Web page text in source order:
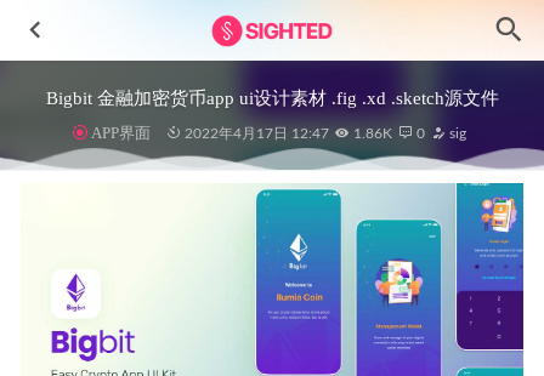
Bigbit 金融加密货币app ui设计素材 .fig .xd .sketch源文件
APP界面 2022年4月17日 12:47 1.86K 0 sig
3D icon图标设计 .fig素材